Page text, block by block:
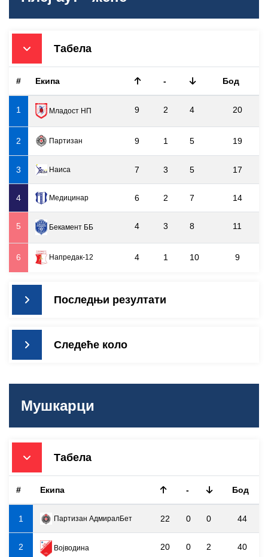
Табела
# Екипа - Бод
1 Младост НП 9 2 4 20
2 Партизан 9 1 5 19
3 Наиса 7 3 5 17
4 Медицинар 6 2 7 14
5 Бекамент ББ 4 3 8 11
6 Напредак-12 4 1 10 9
Последњи резултати
Следеће коло
Мушкарци
Табела
# Екипа - Бод
1 Партизан АдмиралБет 22 0 0 44
2 Војводина 20 0 2 40